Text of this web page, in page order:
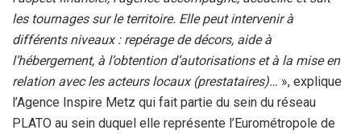
les tournages sur le territoire. Elle peut intervenir à
différents niveaux : repérage de décors, aide à
l’hébergement, à l’obtention d’autorisations et à la mise en
relation avec les acteurs locaux (prestataires)… », explique
l’Agence Inspire Metz qui fait partie du sein du réseau
PLATO au sein duquel elle représente l’Eurométropole de